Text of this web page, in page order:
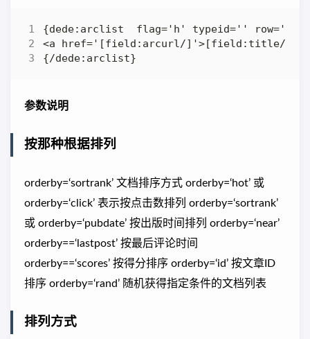
参数说明
按那种根据排列
orderby=‘sortrank’ 文档排序方式 orderby=‘hot’ 或
orderby=‘click’ 表示按点击数排列 orderby=‘sortrank’
或 orderby=‘pubdate’ 按出版时间排列 orderby=‘near’
orderby==‘lastpost’ 按最后评论时间
orderby==‘scores’ 按得分排序 orderby=‘id’ 按文章ID
排序 orderby=‘rand’ 随机获得指定条件的文档列表
排列方式